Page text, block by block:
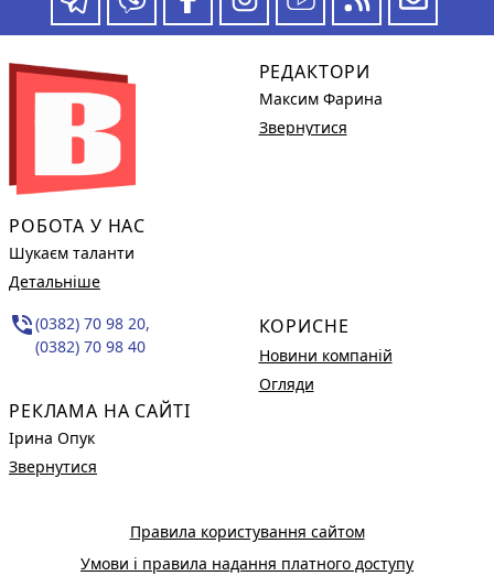
РОБОТА У НАС
Шукаєм таланти
Детальніше
phone_in_talk(0382) 70 98 20,
(0382) 70 98 40
РЕКЛАМА НА САЙТІ
Ірина Опук
Звернутися
РЕДАКТОРИ
Максим Фарина
Звернутися
КОРИСНЕ
Новини компаній
Огляди
Правила користування сайтом
Умови і правила надання платного доступу